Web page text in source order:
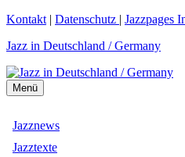
Zum
springen
Kontakt | Datenschutz | Jazzpages
Jazz in Deutschland / Germany
Menü
Jazznews
Jazztexte